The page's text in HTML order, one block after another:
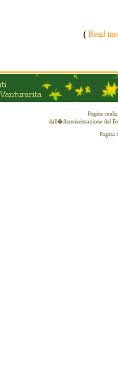
( Read
Pagina
dall�Amministrazione del
Pagina